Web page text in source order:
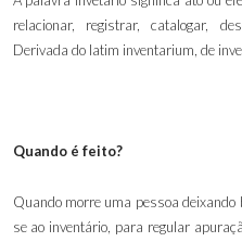
relacionar, registrar, catalogar,
Derivada do latim inventarium, de
Quando é feito?
Quando morre uma pessoa
se ao inventário, para regular